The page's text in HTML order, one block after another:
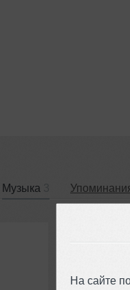
На сайте
Музыка